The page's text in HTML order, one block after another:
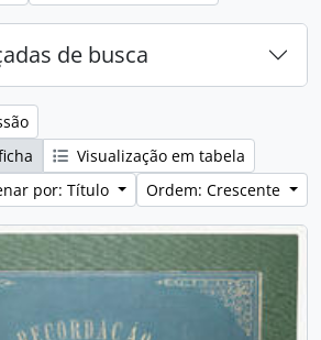
de busca
Visualização em tabela
por: Título
Ordem: Crescente